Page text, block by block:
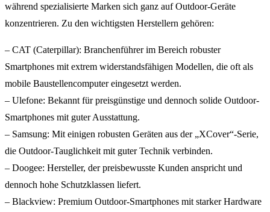
während spezialisierte Marken sich ganz auf Outdoor-Geräte
konzentrieren. Zu den wichtigsten Herstellern gehören:
– CAT (Caterpillar): Branchenführer im Bereich robuster
Smartphones mit extrem widerstandsfähigen Modellen, die oft als
mobile Baustellencomputer eingesetzt werden.
– Ulefone: Bekannt für preisgünstige und dennoch solide Outdoor-
Smartphones mit guter Ausstattung.
– Samsung: Mit einigen robusten Geräten aus der „XCover“-Serie,
die Outdoor-Tauglichkeit mit guter Technik verbinden.
– Doogee: Hersteller, der preisbewusste Kunden anspricht und
dennoch hohe Schutzklassen liefert.
– Blackview: Premium Outdoor-Smartphones mit starker Hardware